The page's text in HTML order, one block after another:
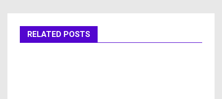
RELATED POSTS